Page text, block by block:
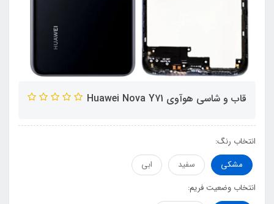
قاب و شاسی هوآوی Huawei Nova Y71
انتخاب رنگ:
مشکی
سفید
ابی
انتخاب وضعیت فریم: